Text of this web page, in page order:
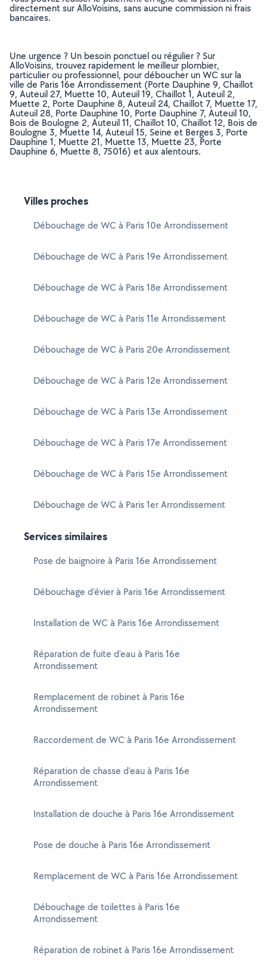
directement sur AlloVoisins, sans aucune commission ni frais
bancaires.
Une urgence ? Un besoin ponctuel ou régulier ? Sur
AlloVoisins, trouvez rapidement le meilleur plombier,
particulier ou professionnel, pour déboucher un WC sur la
ville de Paris 16e Arrondissement (Porte Dauphine 9, Chaillot
9, Auteuil 27, Muette 10, Auteuil 19, Chaillot 1, Auteuil 2,
Muette 2, Porte Dauphine 8, Auteuil 24, Chaillot 7, Muette 17,
Auteuil 28, Porte Dauphine 10, Porte Dauphine 7, Auteuil 10,
Bois de Boulogne 2, Auteuil 11, Chaillot 10, Chaillot 12, Bois de
Boulogne 3, Muette 14, Auteuil 15, Seine et Berges 3, Porte
Dauphine 1, Muette 21, Muette 13, Muette 23, Porte
Dauphine 6, Muette 8, 75016) et aux alentours.
Villes proches
Débouchage de WC à Paris 10e Arrondissement
Débouchage de WC à Paris 19e Arrondissement
Débouchage de WC à Paris 18e Arrondissement
Débouchage de WC à Paris 11e Arrondissement
Débouchage de WC à Paris 20e Arrondissement
Débouchage de WC à Paris 12e Arrondissement
Débouchage de WC à Paris 13e Arrondissement
Débouchage de WC à Paris 17e Arrondissement
Débouchage de WC à Paris 15e Arrondissement
Débouchage de WC à Paris 1er Arrondissement
Services similaires
Pose de baignoire à Paris 16e Arrondissement
Débouchage d'évier à Paris 16e Arrondissement
Installation de WC à Paris 16e Arrondissement
Réparation de fuite d'eau à Paris 16e
Arrondissement
Remplacement de robinet à Paris 16e
Arrondissement
Raccordement de WC à Paris 16e Arrondissement
Réparation de chasse d'eau à Paris 16e
Arrondissement
Installation de douche à Paris 16e Arrondissement
Pose de douche à Paris 16e Arrondissement
Remplacement de WC à Paris 16e Arrondissement
Débouchage de toilettes à Paris 16e
Arrondissement
Réparation de robinet à Paris 16e Arrondissement